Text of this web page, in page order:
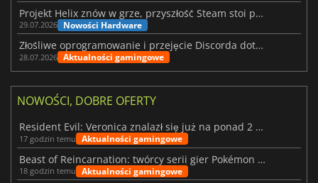
Projekt Helix znów w grze, przyszłość Steam stoi pod znakiem zapytania
29.07.2026 Nowości Hardware
Złośliwe oprogramowanie i przejęcie Discorda dotknęły Meccha Chameleon
28.07.2026 Aktualności gamingowe
NOWOŚCI, DOBRE OFERTY
Resident Evil: Veronica znalazł się już na ponad 2 milionach list życzeń
17 godzin temu Aktualności gamingowe
Beast of Reincarnation: twórcy serii gier Pokémon wkraczają na nową ścieżkę
18 godzin temu Aktualności gamingowe